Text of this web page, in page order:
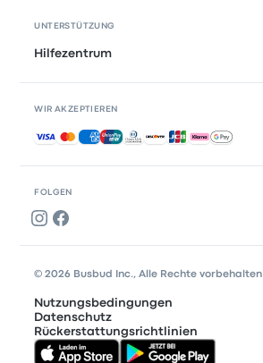
FOLGEN
UNTERSTÜTZUNG
Hilfezentrum
WIR AKZEPTIEREN
Akzeptierte Zahlungsmethoden
© 2026 Busbud Inc., Alle Rechte vorbehalten
Nutzungsbedingungen
Datenschutz
Rückerstattungsrichtlinien